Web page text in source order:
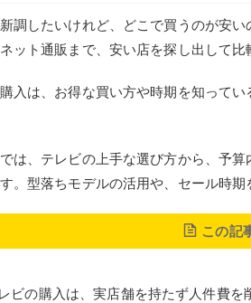
調したいけれど、どこで買うのが安
ット通販まで、安い店を探し出して
入は、お得な買い方や時期を知って
は、テレビの上手な選び方から、予
。型落ちモデルの活用や、セール時
この記
ビの購入は、実店舗を持たず人件費を